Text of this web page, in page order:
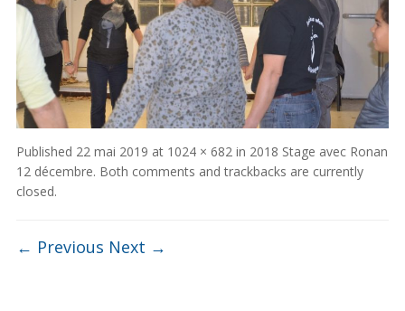
Published 22 mai 2019 at 1024 × 682 in 2018 Stage avec Ronan
12 décembre. Both comments and trackbacks are currently
closed.
← Previous Next →